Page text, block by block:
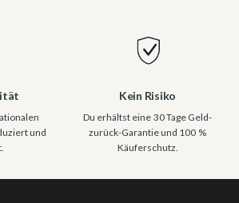
und
Kein Risiko
Du erhältst eine 30 Tage Geld-
zurück-Garantie und 100 %
Käuferschutz.